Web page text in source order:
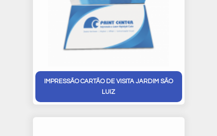
IMPRESSÃO CARTÃO DE VISITA JARDIM SÃO
LUIZ